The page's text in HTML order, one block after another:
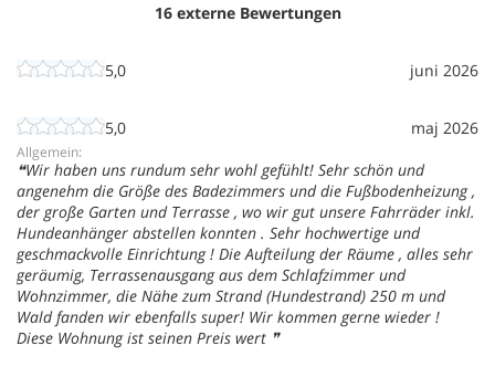
16 externe Bewertungen
5,0 juni 2026
5,0 maj 2026
Allgemein:
Wir haben uns rundum sehr wohl gefühlt! Sehr schön und
angenehm die Größe des Badezimmers und die Fußbodenheizung ,
der große Garten und Terrasse , wo wir gut unsere Fahrräder inkl.
Hundeanhänger abstellen konnten . Sehr hochwertige und
geschmackvolle Einrichtung ! Die Aufteilung der Räume , alles sehr
geräumig, Terrassenausgang aus dem Schlafzimmer und
Wohnzimmer, die Nähe zum Strand (Hundestrand) 250 m und
Wald fanden wir ebenfalls super! Wir kommen gerne wieder !
Diese Wohnung ist seinen Preis wert